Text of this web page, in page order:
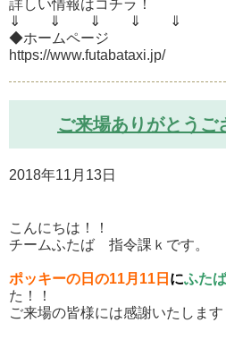
詳しい情報はコチラ！
⇓ ⇓ ⇓ ⇓ ⇓
◆ホームページ
https://www.futabataxi.jp/
ご来場ありがとうご
2018年11月13日
こんにちは！！
チームふたば 指令課ｋです。
ポッキーの日の11月11日 にふた
た！！
ご来場の皆様には感謝いたします